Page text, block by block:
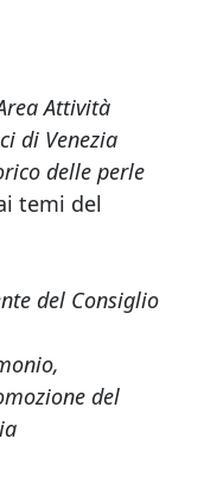
Attività
di Venezia
delle perle
temi del
del Consiglio
del